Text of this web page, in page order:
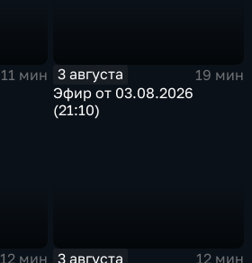
11 мин
3 августа
19 мин
Эфир от 03.08.2026
(21:10)
12 мин 3 августа 12 мин